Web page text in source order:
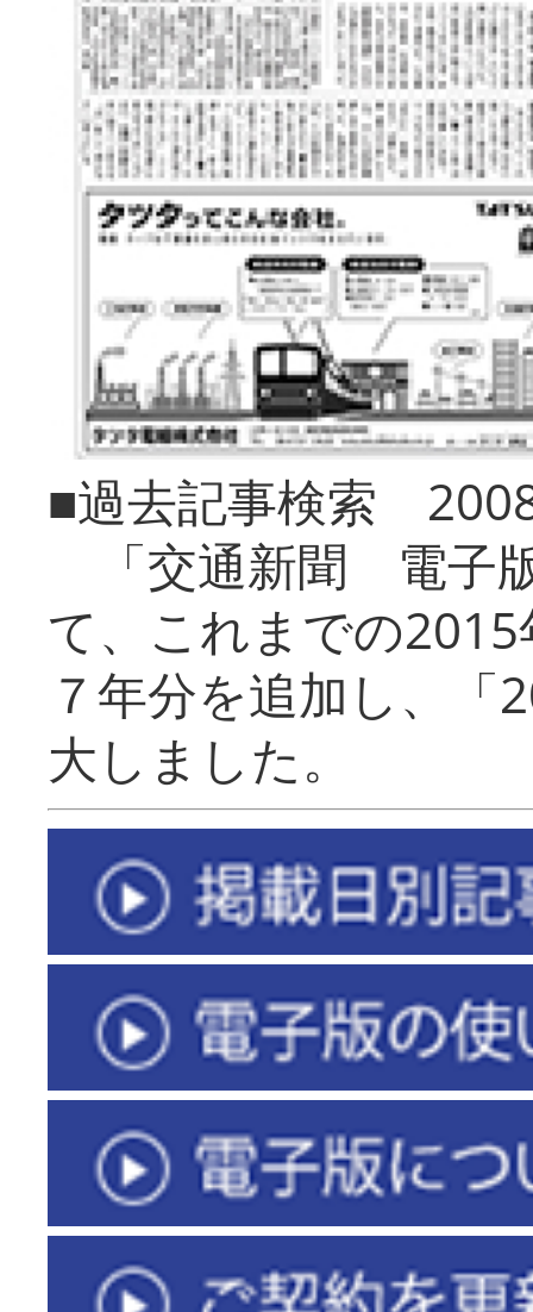
■過去記事検索
「交通新聞 電子
て、これまでの
７年分を追加し、「
大しまし